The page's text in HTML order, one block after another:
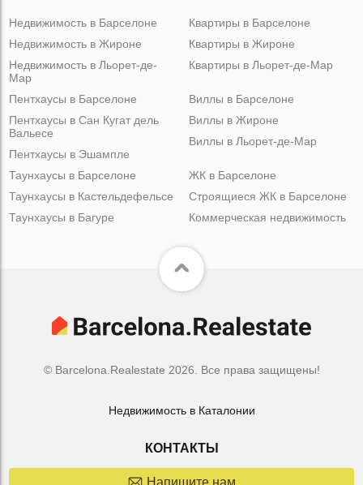
Недвижимость в Барселоне
Недвижимость в Жироне
Недвижимость в Льорет-де-
Мар
Квартиры в Барселоне
Квартиры в Жироне
Квартиры в Льорет-де-Мар
Пентхаусы в Барселоне
Пентхаусы в Сан Кугат дель
Вальесе
Пентхаусы в Эшампле
Виллы в Барселоне
Виллы в Жироне
Виллы в Льорет-де-Мар
Таунхаусы в Барселоне
Таунхаусы в Кастельдефельсе
Таунхаусы в Багуре
ЖК в Барселоне
Строящиеся ЖК в Барселоне
Коммерческая недвижимость
© Barcelona.Realestate 2026. Все права защищены!
Недвижимость в Каталонии
КОНТАКТЫ